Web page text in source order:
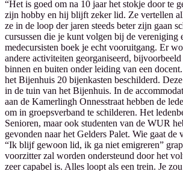
“Het is goed om na 10 jaar het stokje door te
zijn hobby en hij blijft zeker lid. Ze vertellen
ze in de loop der jaren steeds beter zijn gaan
cursussen die je kunt volgen bij de vereniging
medecursisten boek je echt vooruitgang. Er
andere activiteiten georganiseerd, bijvoorbeeld
binnen en buiten onder leiding van een
het Bijenhuis 20 bijenkasten beschilderd.
in de tuin van het Bijenhuis. In de
aan de Kamerlingh Onnesstraat hebben de
om in groepsverband te schilderen. Het
Senioren, maar ook studenten van de WUR
gevonden naar het Gelders Palet. Wie gaat de
“Ik blijf gewoon lid, ik ga niet emigreren”
voorzitter zal worden ondersteund door het
zeer capabel is. Alles loopt als een trein. Je